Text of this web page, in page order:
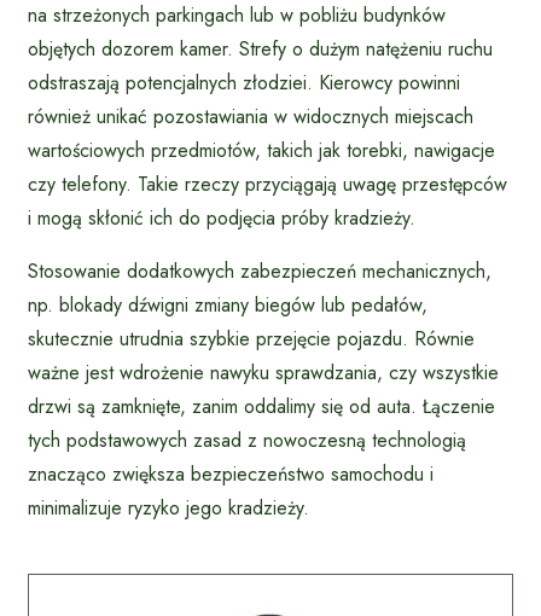
na strzeżonych parkingach lub w pobliżu budynków
objętych dozorem kamer. Strefy o dużym natężeniu ruchu
odstraszają potencjalnych złodziei. Kierowcy powinni
również unikać pozostawiania w widocznych miejscach
wartościowych przedmiotów, takich jak torebki, nawigacje
czy telefony. Takie rzeczy przyciągają uwagę przestępców
i mogą skłonić ich do podjęcia próby kradzieży.
Stosowanie dodatkowych zabezpieczeń mechanicznych,
np. blokady dźwigni zmiany biegów lub pedałów,
skutecznie utrudnia szybkie przejęcie pojazdu. Równie
ważne jest wdrożenie nawyku sprawdzania, czy wszystkie
drzwi są zamknięte, zanim oddalimy się od auta. Łączenie
tych podstawowych zasad z nowoczesną technologią
znacząco zwiększa bezpieczeństwo samochodu i
minimalizuje ryzyko jego kradzieży.